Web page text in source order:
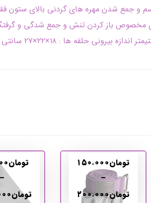
و جمع شدن مهره های گردنی بالای ستون
مخصوص باز کردن تنش و جمع شدگی و
تومان۱۵۰.۰۰۰
–
تومان۲۰۰.۰۰۰
تومان
–
تومان